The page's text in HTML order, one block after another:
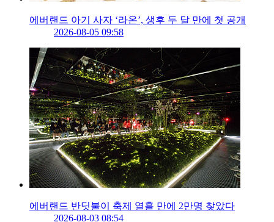
에버랜드 아기 사자 ‘라온’, 생후 두 달 만에 첫 공개
2026-08-05 09:58
에버랜드 반딧불이 축제 열흘 만에 2만명 찾았다
2026-08-03 08:54